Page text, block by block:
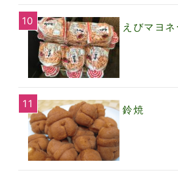
えびマヨ
鈴焼